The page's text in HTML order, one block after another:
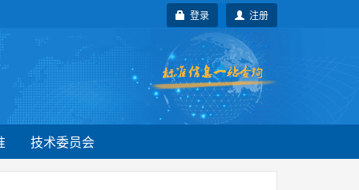
注册
登录
技术委员会